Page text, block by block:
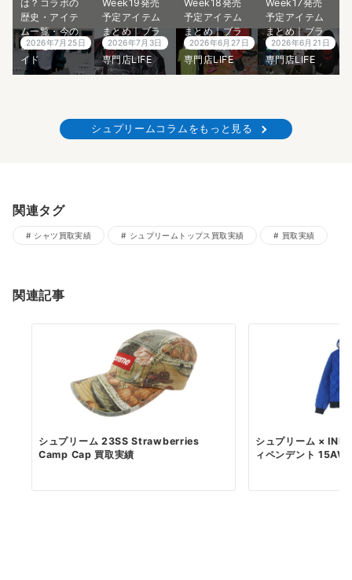
は？コラボの
歴史・アイテ
ム一覧・今の
価値を徹底ガ
イド
2026年7月25日
Week19発売
予定アイテム
まとめ｜ブラ
ンド古着買取
専門店LIFE
2026年7月3日
Week18発売
予定アイテム
まとめ｜ブラ
ンド古着買取
専門店LIFE
2026年6月27日
Week17発売
予定アイテム
まとめ｜ブラ
ンド古着買取
専門店LIFE
2026年6月21日
シュプリームコラムをもっと見る
関連タグ
シャツ買取実績 シュプリームトップス買取実績 買取実績
関連記事
シュプリーム 23SS Strawberries
Camp Cap 買取実績
シュプリーム ×
ィペンデント